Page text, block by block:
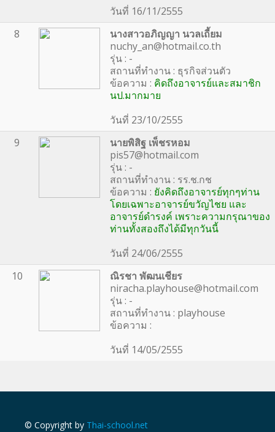
วันที่ 16/11/2555
8
นางสาวอภิญญา นวลเถี้ยม
nuchy_an@hotmail.co.th
รุ่น : -
สถานที่ทำงาน : ธุรกิจส่วนตัว
ข้อความ : คิดถึงอาจารย์และสมาชิก
นป.มากมาย
วันที่ 23/10/2555
9
นายพิสิฐ เพ็ชรหอม
pis57@hotmail.com
รุ่น : -
สถานที่ทำงาน : รร.ช.กช
ข้อความ : ยังคิดถึงอาจารย์ทุกๆท่าน
โดยเฉพาะอาจารย์ขวัญไชย และ
อาจารย์ดำรงค์ เพราะความกรุณาของ
ท่านทั้งสองถึงได้มีทุกวันนี้
วันที่ 24/06/2555
10
ณิรชา พัฒนเชียร
niracha.playhouse@hotmail.com
รุ่น : -
สถานที่ทำงาน : playhouse
ข้อความ :
วันที่ 14/05/2555
© Copyright by Thai-school.net